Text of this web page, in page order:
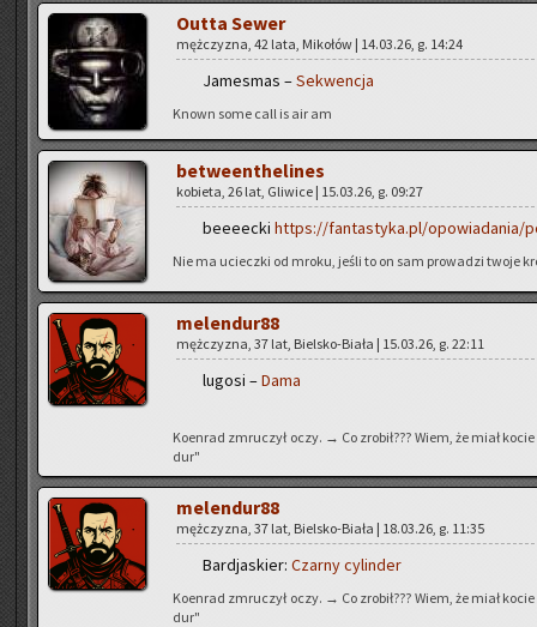
Outta Sewer
męż­czy­zna, 42 lata, Mi­ko­łów | 14.03.26, g. 14:24
Ja­me­smas –Se­kwen­cja
Known some call is air am
be­twe­en­the­li­nes
ko­bie­ta, 26 lat, Gli­wi­ce | 15.03.26, g. 09:27
be­eeec­ki https://fantastyka.pl/opowiadania/
Nie ma uciecz­ki od mroku, jeśli to on sam pro­wa­dzi twoje
me­len­du­r88
męż­czy­zna, 37 lat, Biel­sko-Bia­ła | 15.03.26, g. 22:11
lu­go­si –Dama
Ko­en­rad zmru­czył oczy. → Co zro­bił??? Wiem, że miał
dur"
me­len­du­r88
męż­czy­zna, 37 lat, Biel­sko-Bia­ła | 18.03.26, g. 11:35
Bar­dja­skier: Czar­ny cy­lin­der
Ko­en­rad zmru­czył oczy. → Co zro­bił??? Wiem, że miał
dur"